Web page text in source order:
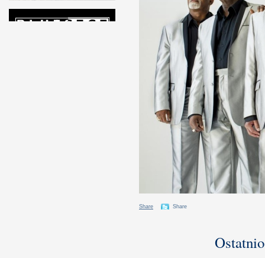
Share Share